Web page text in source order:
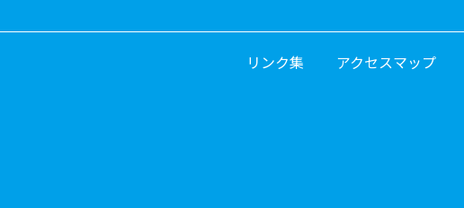
リンク集 アクセスマップ